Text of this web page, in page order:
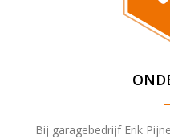
Bij garagebedrijf Erik